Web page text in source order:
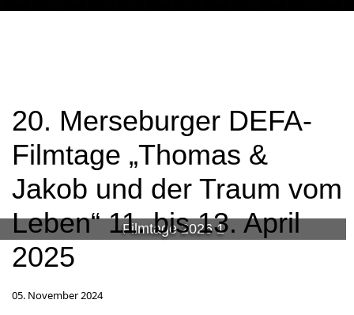
Filmtage 2026 1
20. Merseburger DEFA-
Filmtage „Thomas &
Jakob und der Traum vom
Leben“ 11. bis 13. April
2025
05. November 2024